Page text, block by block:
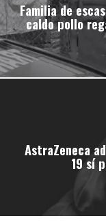
Familia de
caldo pollo
AstraZeneca
19 sí